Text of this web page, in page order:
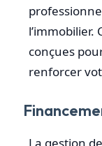
conçues
renforcer
La gestion